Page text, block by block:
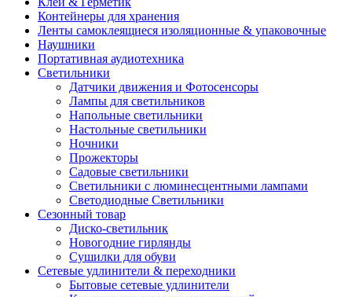
Контейнеры для хранения
Ленты самоклеящиеся изоляционные & упаковочные
Наушники
Портативная аудиотехника
Светильники
Датчики движения и Фотосенсоры
Лампы для светильников
Напольные светильники
Настольные светильники
Ночники
Прожекторы
Садовые светильники
Светильники с люминесцентными лампами
Светодиодные Светильники
Сезонный товар
Диско-светильник
Новогодние гирлянды
Сушилки для обуви
Сетевые удлинители & переходники
Бытовые сетевые удлинители